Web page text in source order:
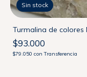
Sin stock
Turmalina de colores
$93.000
$79.050 con Transferencia